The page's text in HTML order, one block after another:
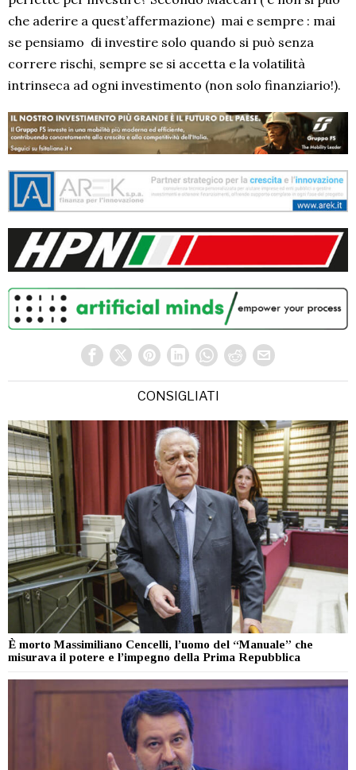
che aderire a quest’affermazione) mai e sempre : mai
se pensiamo di investire solo quando si può senza
correre rischi, sempre se si accetta e la volatilità
intrinseca ad ogni investimento (non solo finanziario!).
CONSIGLIATI
È morto Massimiliano Cencelli, l’uomo del “Manuale” che
misurava il potere e l’impegno della Prima Repubblica